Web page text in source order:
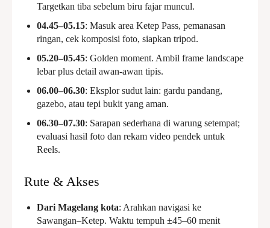
Targetkan tiba sebelum biru fajar muncul.
04.45–05.15: Masuk area Ketep Pass, pemanasan
ringan, cek komposisi foto, siapkan tripod.
05.20–05.45: Golden moment. Ambil frame landscape
lebar plus detail awan-awan tipis.
06.00–06.30: Eksplor sudut lain: gardu pandang,
gazebo, atau tepi bukit yang aman.
06.30–07.30: Sarapan sederhana di warung setempat;
evaluasi hasil foto dan rekam video pendek untuk
Reels.
Rute & Akses
Dari Magelang kota: Arahkan navigasi ke
Sawangan–Ketep. Waktu tempuh ±45–60 menit